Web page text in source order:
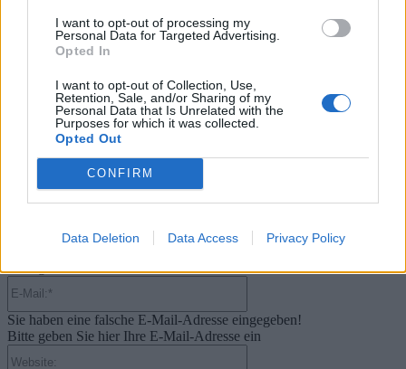
I want to opt-out of processing my
Personal Data for Targeted Advertising.
Opted In
I want to opt-out of Collection, Use,
Retention, Sale, and/or Sharing of my
Personal Data that Is Unrelated with the
Purposes for which it was collected.
Opted Out
CONFIRM
Data Deletion Data Access Privacy Policy
Millionen verkaufte Konsolen
31. Juli 2026
Kommentieren Sie den Artikel
Name:*
Sie haben eine falsche E-Mail-Adresse eingegeben!
Bitte geben Sie hier Ihre E-Mail-Adresse ein